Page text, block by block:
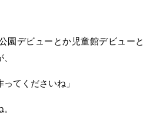
園デビューとか児童館デビューと
ってくださいね」